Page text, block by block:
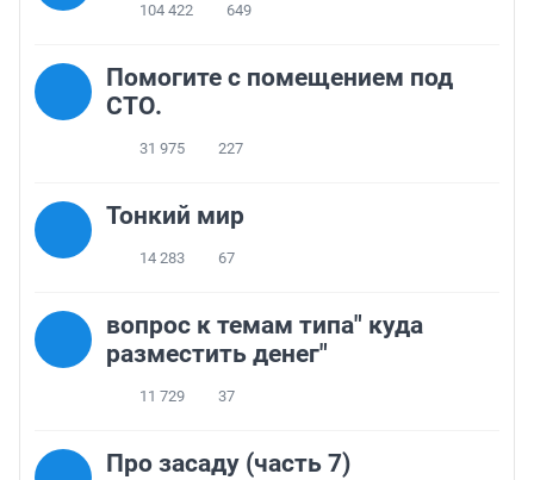
104 422 649
Помогите с помещением под
СТО.
31 975 227
Тонкий мир
14 283 67
вопрос к темам типа" куда
разместить денег"
11 729 37
Про засаду (часть 7)